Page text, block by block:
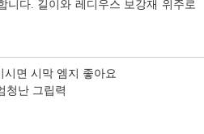
니다. 길이와 레디우스 보강재 위주로
면 시막 엠지 좋아요
청난 그립력